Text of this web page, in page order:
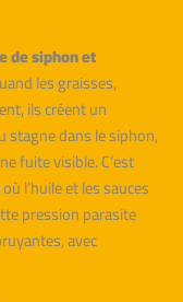
de siphon et
les graisses,
ils créent un
stagne dans le siphon,
fuite visible. C’est
l’huile et les sauces
pression parasite
avec